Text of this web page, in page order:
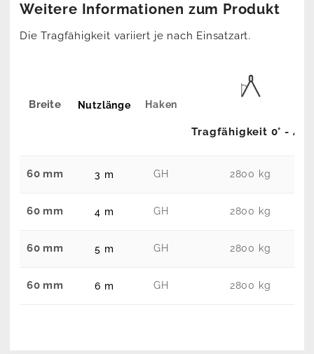
Weitere Informationen zum Produkt
Die Tragfähigkeit variiert je nach Einsatzart.
Breite Nutzlänge Haken
Tragfähigkeit 0° - 45°
60 mm 3 m GH 2800 kg
60 mm 4 m GH 2800 kg
60 mm 5 m GH 2800 kg
60 mm 6 m GH 2800 kg